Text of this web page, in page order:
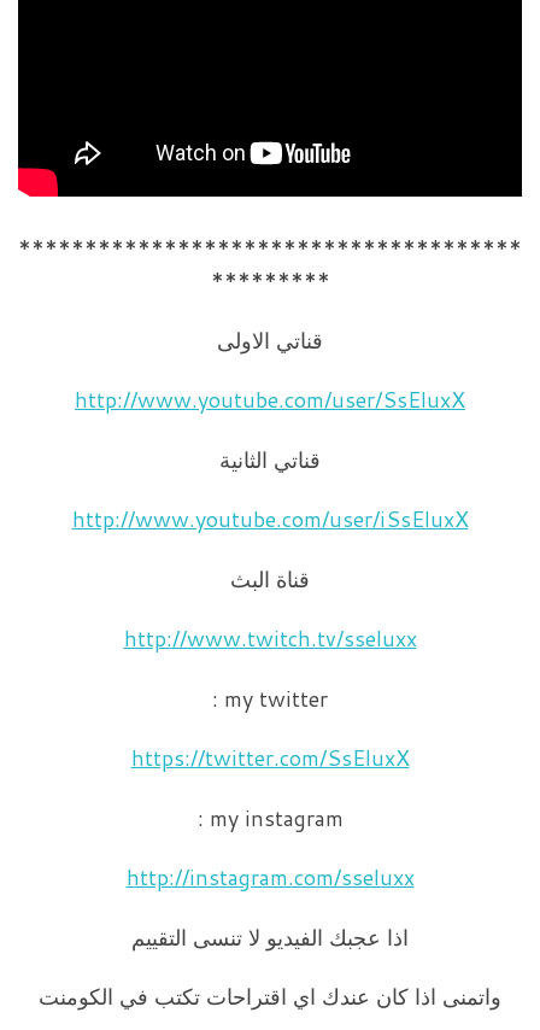
**************************************
*********
قناتي الاولى
http://www.youtube.com/user/SsEluxX
قناتي الثانية
http://www.youtube.com/user/iSsEluxX
قناة البث
http://www.twitch.tv/sseluxx
my twitter :
https://twitter.com/SsEluxX
my instagram :
http://instagram.com/sseluxx
اذا عجبك الفيديو لا تنسى التقييم
واتمنى اذا كان عندك اي اقتراحات تكتب في الكومنت